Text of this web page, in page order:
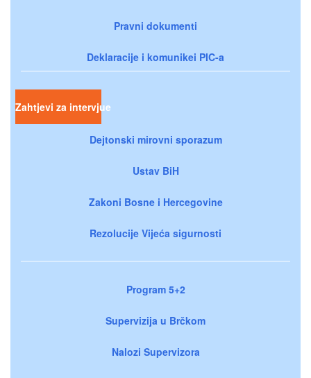
Pravni dokumenti
Deklaracije i komunikei PIC-a
Zahtjevi za intervjue
Dejtonski mirovni sporazum
Ustav BiH
Zakoni Bosne i Hercegovine
Rezolucije Vijeća sigurnosti
Program 5+2
Supervizija u Brčkom
Nalozi Supervizora